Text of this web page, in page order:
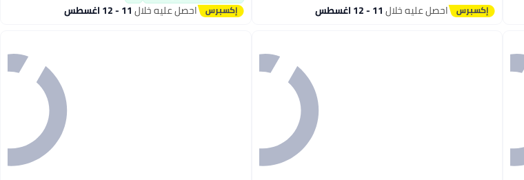
احصل عليه خلال11 - 12 اغسطس احصل عليه خلال11 - 12 اغسطس